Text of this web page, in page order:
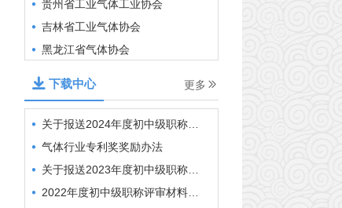
吉林省工业气体协会
黑龙江省气体协会
广西工业气体行业协会
新疆维吾尔自治区气体工业协会
包头市工业气体服务协会
重庆市气体行业协会
浙江省工业气体协会
广东省工业气体行业协会
河南省工业气体协会
下载中心 更多
关于报送2024年度初中级职称评审材料的通知
气体行业专利奖奖励办法
关于报送2023年度初中级职称评审材料的通知
2022年度初中级职称评审材料附件